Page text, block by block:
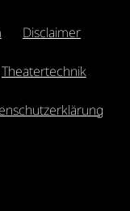
Disclaimer
Theatertechnik